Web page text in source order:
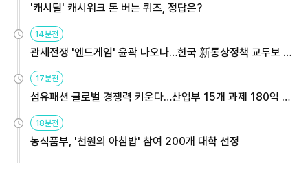
'캐시딜' 캐시워크 돈 버는 퀴즈, 정답은?
14분전
관세전쟁 '엔드게임' 윤곽 나오나…한국 新통상정책 교두보 활
용해야
17분전
섬유패션 글로벌 경쟁력 키운다…산업부 15개 과제 180억 지
원
18분전
농식품부, '천원의 아침밥' 참여 200개 대학 선정